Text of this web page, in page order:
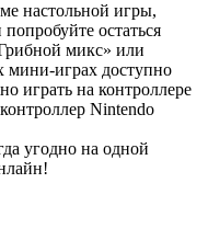
настольной игры,
остаться
микс» или
мини-играх доступно
играть на контроллере
Nintendo
угодно на одной